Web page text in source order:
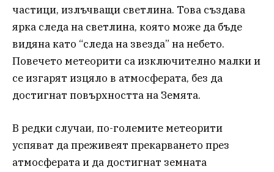
частици, излъчващи светлина. Това създава
ярка следа на светлина, която може да бъде
видяна като “следа на звезда” на небето.
Повечето метеорити са изключително малки и
се изгарят изцяло в атмосферата, без да
достигнат повърхността на Земята.
В редки случаи, по-големите метеорити
успяват да преживеят прекарването през
атмосферата и да достигнат земната